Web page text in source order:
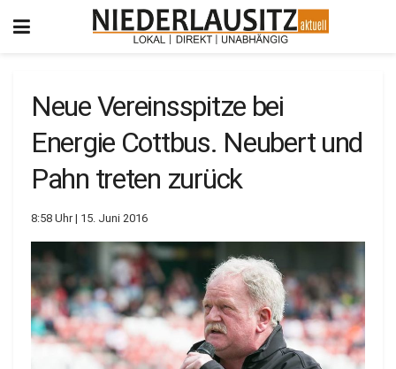
Neue Vereinsspitze bei
Energie Cottbus. Neubert und
Pahn treten zurück
8:58 Uhr | 15. Juni 2016